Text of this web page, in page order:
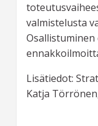
valmistelusta
Osallistuminen
Lisätiedot:
Katja